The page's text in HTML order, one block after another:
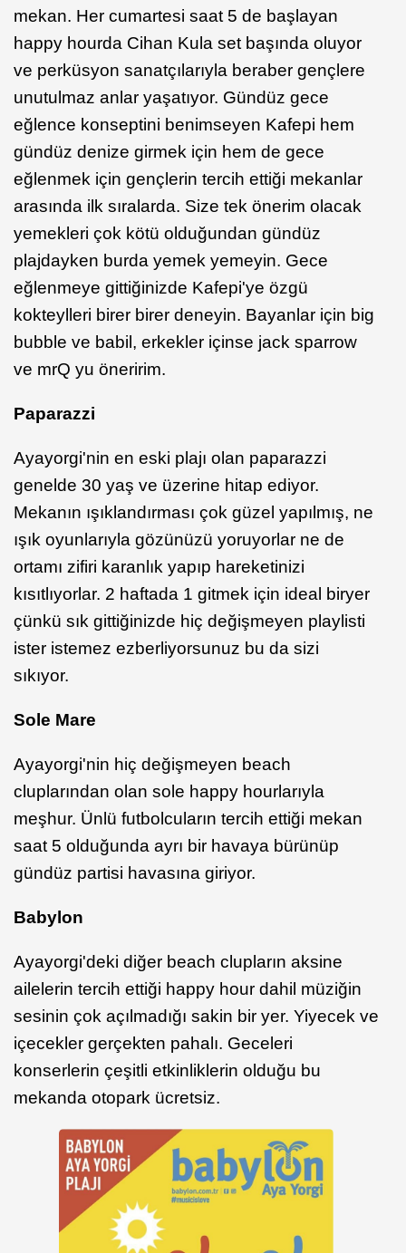
mekan. Her cumartesi saat 5 de başlayan
happy hourda Cihan Kula set başında oluyor
ve perküsyon sanatçılarıyla beraber gençlere
unutulmaz anlar yaşatıyor. Gündüz gece
eğlence konseptini benimseyen Kafepi hem
gündüz denize girmek için hem de gece
eğlenmek için gençlerin tercih ettiği mekanlar
arasında ilk sıralarda. Size tek önerim olacak
yemekleri çok kötü olduğundan gündüz
plajdayken burda yemek yemeyin. Gece
eğlenmeye gittiğinizde Kafepi'ye özgü
kokteylleri birer birer deneyin. Bayanlar için big
bubble ve babil, erkekler içinse jack sparrow
ve mrQ yu öneririm.
Paparazzi
Ayayorgi'nin en eski plajı olan paparazzi
genelde 30 yaş ve üzerine hitap ediyor.
Mekanın ışıklandırması çok güzel yapılmış, ne
ışık oyunlarıyla gözünüzü yoruyorlar ne de
ortamı zifiri karanlık yapıp hareketinizi
kısıtlıyorlar. 2 haftada 1 gitmek için ideal biryer
çünkü sık gittiğinizde hiç değişmeyen playlisti
ister istemez ezberliyorsunuz bu da sizi
sıkıyor.
Sole Mare
Ayayorgi'nin hiç değişmeyen beach
cluplarından olan sole happy hourlarıyla
meşhur. Ünlü futbolcuların tercih ettiği mekan
saat 5 olduğunda ayrı bir havaya bürünüp
gündüz partisi havasına giriyor.
Babylon
Ayayorgi'deki diğer beach clupların aksine
ailelerin tercih ettiği happy hour dahil müziğin
sesinin çok açılmadığı sakin bir yer. Yiyecek ve
içecekler gerçekten pahalı. Geceleri
konserlerin çeşitli etkinliklerin olduğu bu
mekanda otopark ücretsiz.